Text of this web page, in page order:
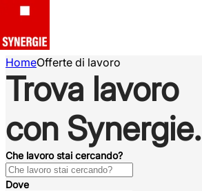
HomeOfferte di lavoro
Trova lavoro
con Synergie.
Che lavoro stai cercando?
Dove